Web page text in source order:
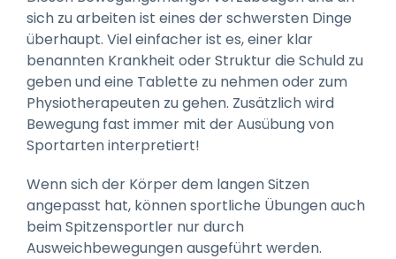
sich zu arbeiten ist eines der schwersten Dinge
überhaupt. Viel einfacher ist es, einer klar
benannten Krankheit oder Struktur die Schuld zu
geben und eine Tablette zu nehmen oder zum
Physiotherapeuten zu gehen. Zusätzlich wird
Bewegung fast immer mit der Ausübung von
Sportarten interpretiert!
Wenn sich der Körper dem langen Sitzen
angepasst hat, können sportliche Übungen auch
beim Spitzensportler nur durch
Ausweichbewegungen ausgeführt werden.